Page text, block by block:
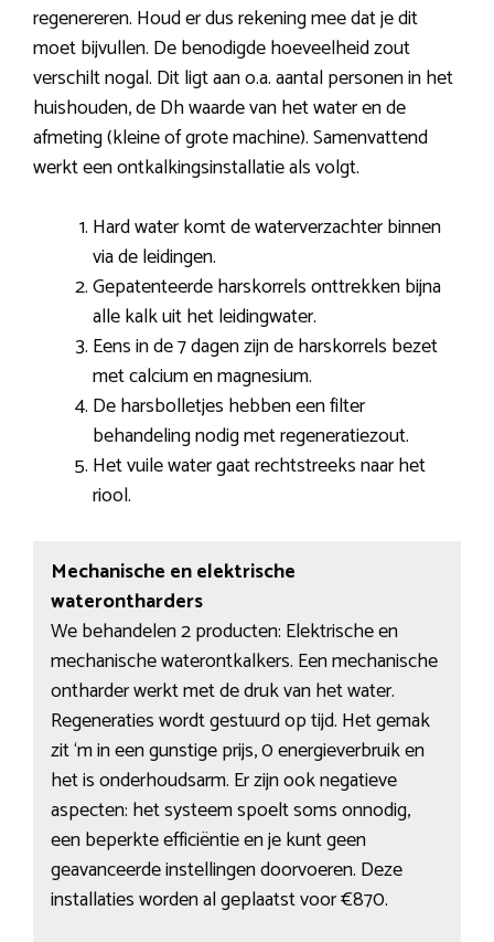
regenereren. Houd er dus rekening mee dat je dit
moet bijvullen. De benodigde hoeveelheid zout
verschilt nogal. Dit ligt aan o.a. aantal personen in het
huishouden, de Dh waarde van het water en de
afmeting (kleine of grote machine). Samenvattend
werkt een ontkalkingsinstallatie als volgt.
Hard water komt de waterverzachter binnen
via de leidingen.
Gepatenteerde harskorrels onttrekken bijna
alle kalk uit het leidingwater.
Eens in de 7 dagen zijn de harskorrels bezet
met calcium en magnesium.
De harsbolletjes hebben een filter
behandeling nodig met regeneratiezout.
Het vuile water gaat rechtstreeks naar het
riool.
Mechanische en elektrische
waterontharders
We behandelen 2 producten: Elektrische en
mechanische waterontkalkers. Een mechanische
ontharder werkt met de druk van het water.
Regeneraties wordt gestuurd op tijd. Het gemak
zit ‘m in een gunstige prijs, 0 energieverbruik en
het is onderhoudsarm. Er zijn ook negatieve
aspecten: het systeem spoelt soms onnodig,
een beperkte efficiëntie en je kunt geen
geavanceerde instellingen doorvoeren. Deze
installaties worden al geplaatst voor €870.